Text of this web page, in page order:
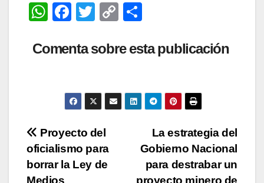
audio
W
at
F
c
b
o
o
k
T
tt
C
p
Li
n
m
ar
tir
Comenta sobre esta publicación
Navegación
de
La estrategia del
Gobierno Nacional
para destrabar un
proyecto minero de
Proyecto del
oficialismo para
borrar la Ley de
Medios